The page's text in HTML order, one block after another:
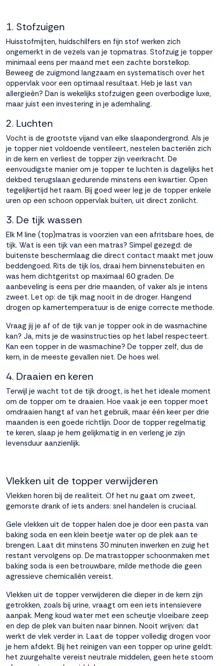
1. Stofzuigen
Huisstofmijten, huidschilfers en fijn stof werken zich
ongemerkt in de vezels van je topmatras. Stofzuig je topper
minimaal eens per maand met een zachte borstelkop.
Beweeg de zuigmond langzaam en systematisch over het
oppervlak voor een optimaal resultaat. Heb je last van
allergieën? Dan is wekelijks stofzuigen geen overbodige luxe,
maar juist een investering in je ademhaling.
2. Luchten
Vocht is de grootste vijand van elke slaapondergrond. Als je
je topper niet voldoende ventileert, nestelen bacteriën zich
in de kern en verliest de topper zijn veerkracht. De
eenvoudigste manier om je topper te luchten is dagelijks het
dekbed terugslaan gedurende minstens een kwartier. Open
tegelijkertijd het raam. Bij goed weer leg je de topper enkele
uren op een schoon oppervlak buiten, uit direct zonlicht.
3. De tijk wassen
Elk M line (top)matras is voorzien van een afritsbare hoes, de
tijk. Wat is een tijk van een matras? Simpel gezegd: de
buitenste beschermlaag die direct contact maakt met jouw
beddengoed. Rits de tijk los, draai hem binnenstebuiten en
was hem dichtgeritst op maximaal 60 graden. De
aanbeveling is eens per drie maanden, of vaker als je intens
zweet. Let op: de tijk mag nooit in de droger. Hangend
drogen op kamertemperatuur is de enige correcte methode.
Vraag jij je af of de tijk van je topper ook in de wasmachine
kan? Ja, mits je de wasinstructies op het label respecteert.
Kan een topper in de wasmachine? De topper zelf, dus de
kern, in de meeste gevallen niet. De hoes wel.
4. Draaien en keren
Terwijl je wacht tot de tijk droogt, is het het ideale moment
om de topper om te draaien. Hoe vaak je een topper moet
omdraaien hangt af van het gebruik, maar één keer per drie
maanden is een goede richtlijn. Door de topper regelmatig
te keren, slaap je hem gelijkmatig in en verleng je zijn
levensduur aanzienlijk.
Vlekken uit de topper verwijderen
Vlekken horen bij de realiteit. Of het nu gaat om zweet,
gemorste drank of iets anders: snel handelen is cruciaal.
Gele vlekken uit de topper halen doe je door een pasta van
baking soda en een klein beetje water op de plek aan te
brengen. Laat dit minstens 30 minuten inwerken en zuig het
restant vervolgens op. De matrastopper schoonmaken met
baking soda is een betrouwbare, milde methode die geen
agressieve chemicaliën vereist.
Vlekken uit de topper verwijderen die dieper in de kern zijn
getrokken, zoals bij urine, vraagt om een iets intensievere
aanpak. Meng koud water met een scheutje vloeibare zeep
en dep de plek van buiten naar binnen. Nooit wrijven: dat
werkt de vlek verder in. Laat de topper volledig drogen voor
je hem afdekt. Bij het reinigen van een topper op urine geldt:
het zuurgehalte vereist neutrale middelen, geen hete stoom